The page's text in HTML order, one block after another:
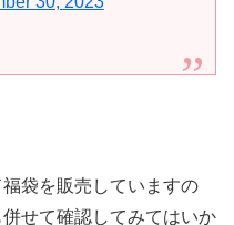
袋を販売していますの
せて確認してみてはいか